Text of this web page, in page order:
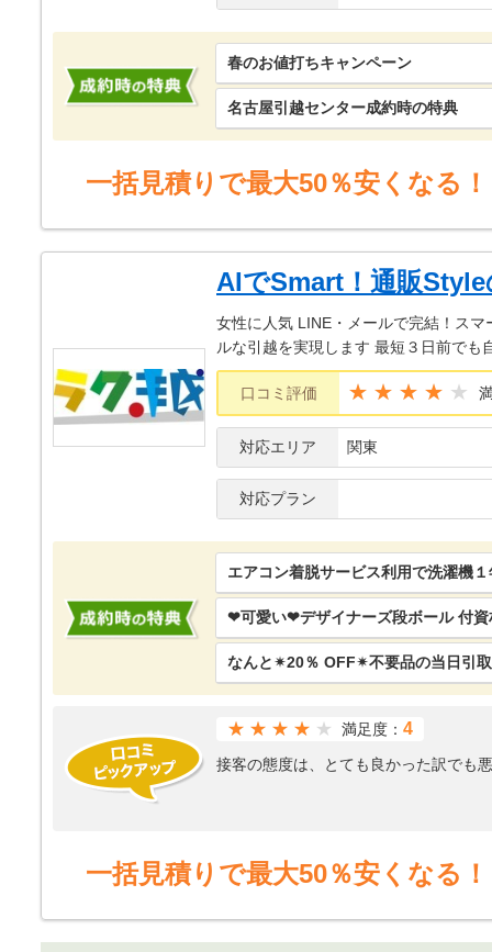
春のお値打ちキャンペーン
名古屋引越センター成約時の特典
一括見積りで最大50％安くなる！
AIでSmart！通販
女性に人気 LINE・メールで完結！ス
ルな引越を実現します 最短３日前で
口コミ評価 ★★★★
対応エリア 関東
対応プラン
エアコン着脱サービス利用で洗濯機
❤可愛い❤デザイナーズ段ボール 付資
なんと✴20％ OFF✴不要品の当日引
★★★★ 満足度： 4
接客の態度は、とても良かった訳でも
一括見積りで最大50％安くなる！